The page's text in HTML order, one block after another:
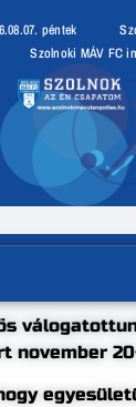
péntek
Szolnoki MÁV FC
november